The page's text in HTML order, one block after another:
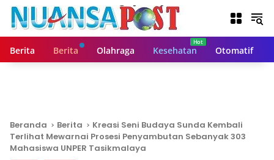
Berita Berita Olahraga Kesehatan Otomatif
Beranda Berita
Kreasi Seni Budaya Sunda Kembali
Terlihat Mewarnai Prosesi Penyambutan Sebanyak 303
Mahasiswa UNPER Tasikmalaya